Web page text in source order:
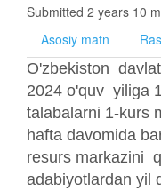
Submitted 2 years 10
Asosiy matn
O'zbekiston
2024 o'quv yiliga
talabalarni 1-kurs
hafta davomida
resurs markazini
adabiyotlardan yil